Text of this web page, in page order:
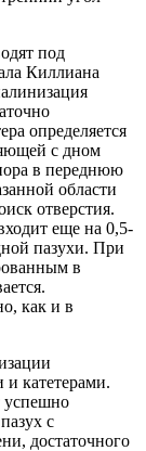
под
Киллиана
определяется
с дном
в переднюю
области
отверстия.
еще на 0,5-
пазухи. При
в
как и в
катетерами.
успешно
с
достаточного